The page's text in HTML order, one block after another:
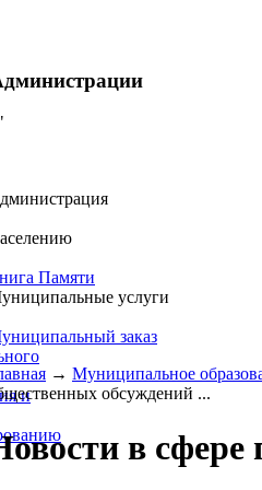
и
Памяти
услуги
заказ
→ Муниципальное
обсуждений ...
в сфере